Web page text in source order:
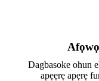
Dagbasoke ohun
apẹẹrẹ apẹrẹ